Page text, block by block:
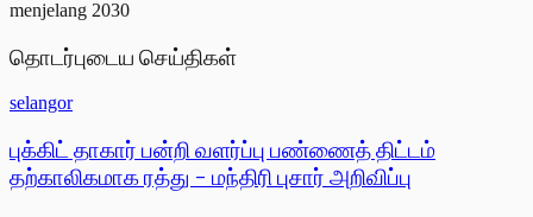
menjelang 2030
தொடர்புடைய செய்திகள்
selangor
புக்கிட் தாகார் பன்றி வளர்ப்பு பண்ணைத் திட்டம்
தற்காலிகமாக ரத்து - மந்திரி புசார் அறிவிப்பு